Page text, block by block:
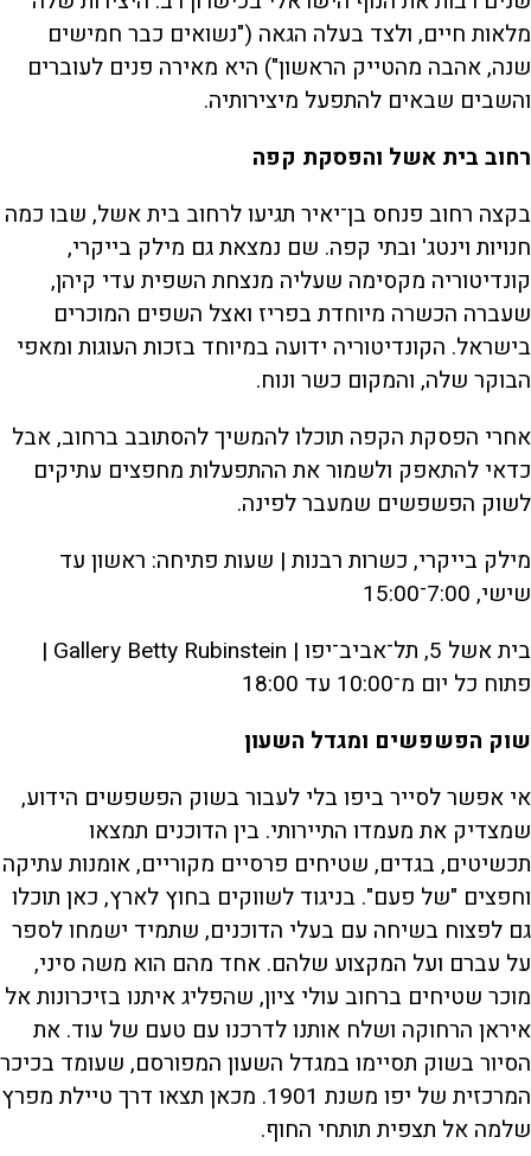
מלאות חיים, ולצד בעלה הגאה ("נשואים כבר חמישים
שנה, אהבה מהטייק הראשון") היא מאירה פנים לעוברים
והשבים שבאים להתפעל מיצירותיה.
רחוב בית אשל והפסקת קפה
בקצה רחוב פנחס בן־יאיר תגיעו לרחוב בית אשל, שבו כמה
חנויות וינטג' ובתי קפה. שם נמצאת גם מילק בייקרי,
קונדיטוריה מקסימה שעליה מנצחת השפית עדי קיהן,
שעברה הכשרה מיוחדת בפריז ואצל השפים המוכרים
בישראל. הקונדיטוריה ידועה במיוחד בזכות העוגות ומאפי
הבוקר שלה, והמקום כשר ונוח.
אחרי הפסקת הקפה תוכלו להמשיך להסתובב ברחוב, אבל
כדאי להתאפק ולשמור את ההתפעלות מחפצים עתיקים
לשוק הפשפשים שמעבר לפינה.
מילק בייקרי, כשרות רבנות | שעות פתיחה: ראשון עד
שישי, 7:00־15:00
בית אשל 5, תל־אביב־יפו | Gallery Betty Rubinstein |
פתוח כל יום מ־10:00 עד 18:00
שוק הפשפשים ומגדל השעון
אי אפשר לסייר ביפו בלי לעבור בשוק הפשפשים הידוע,
שמצדיק את מעמדו התיירותי. בין הדוכנים תמצאו
תכשיטים, בגדים, שטיחים פרסיים מקוריים, אומנות עתיקה
וחפצים "של פעם". בניגוד לשווקים בחוץ לארץ, כאן תוכלו
גם לפצוח בשיחה עם בעלי הדוכנים, שתמיד ישמחו לספר
על עברם ועל המקצוע שלהם. אחד מהם הוא משה סיני,
מוכר שטיחים ברחוב עולי ציון, שהפליג איתנו בזיכרונות אל
איראן הרחוקה ושלח אותנו לדרכנו עם טעם של עוד. את
הסיור בשוק תסיימו במגדל השעון המפורסם, שעומד בכיכר
המרכזית של יפו משנת 1901. מכאן תצאו דרך טיילת מפרץ
שלמה אל תצפית תותחי החוף.